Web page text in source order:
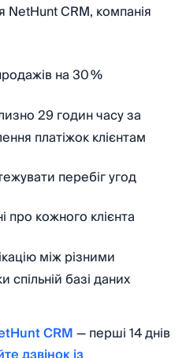
CRM, компанія
на 30 %
29 годин часу за
платіжок клієнтам
перебіг угод
про кожного клієнта
між різними
базі даних
CRM— перші 14 днів